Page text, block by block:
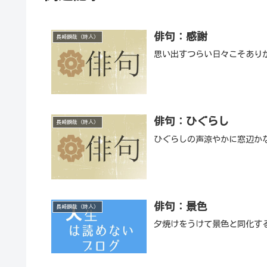
長崎瞬哉（詩人） 俳句：感謝
思い出すつらい日々こそあり
長崎瞬哉（詩人） 俳句：ひぐらし
ひぐらしの声涼やかに窓辺か
長崎瞬哉（詩人） 俳句：景色
夕焼けをうけて景色と同化す